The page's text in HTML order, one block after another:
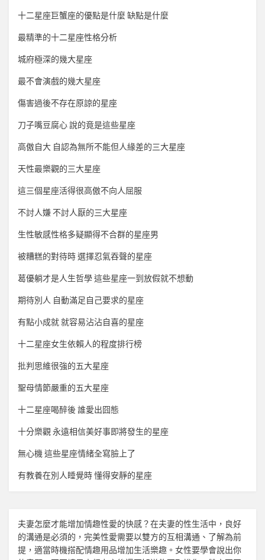
十二星座巨蟹座的優點是什麼 缺點是什麼
最精準的十二星座性格分析
城府極深的幾大星座
最不會演戲的幾大星座
傷害過後不存在原諒的星座
刀子嘴豆腐心 說的竟是這些星座
高傲自大 自認為無所不能但人緣差的三大星座
天性最樂觀的三大星座
這三個星座活得很高傲不向人屈服
不討人嫌 不討人厭的三大星座
生性敏感性格多疑顯得不合群的星座男
被糟糕的對待時 選擇忍氣吞聲的星座
葛優躺才是人生哲學 這些星座一到放假就不想動
期待別人 自動滿足自己要求的星座
有點小成就 就容易沾沾自喜的星座
十二星座女生依賴人的程度排行榜
批判思維很強的五大星座
聖母情節嚴重的五大星座
十二星座喝醉後 誰愛出囧態
十分樂觀 永遠相信美好事即將發生的星座
無心機 這些星座情緒全寫臉上了
有教養在別人睡覺時 懂得安靜的星座
夫妻怎麼才能增加情趣性愛的快感？在夫妻的性生活中，良好
的溝通是必須的，完美性愛需要以雙方的互相溝通、了解為前
提，適當時機搭配情趣用品增加生活樂趣。女性要學會說出你